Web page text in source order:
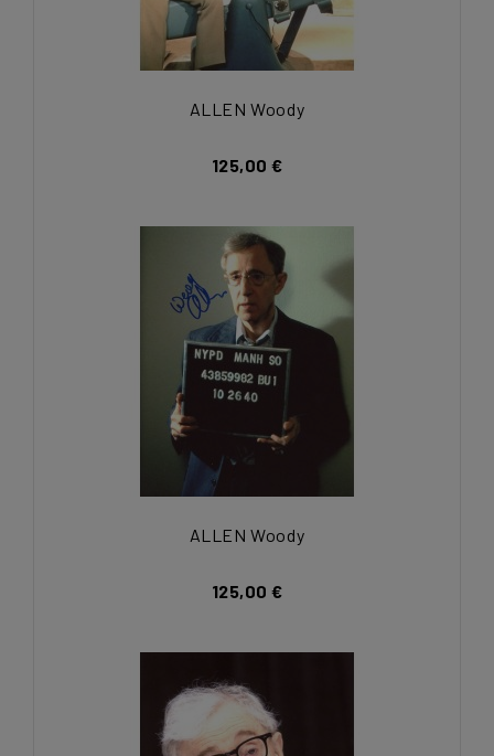
ALLEN Woody
125,00 €
ALLEN Woody
125,00 €